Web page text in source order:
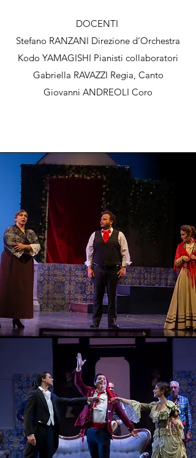
DOCENTI
Stefano RANZANI Direzione d’Orchestra
Kodo YAMAGISHI Pianisti collaboratori
Gabriella RAVAZZI Regia, Canto
Giovanni ANDREOLI Coro